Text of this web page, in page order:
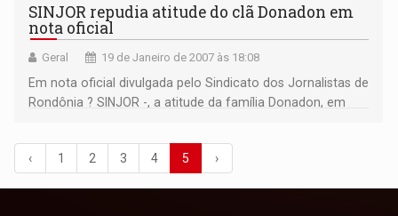
SINJOR repudia atitude do clã Donadon em
nota oficial
Geral 19 de Janeiro de 2007 às 18:08
Em nota oficial divulgada pelo Sindicato dos Jornalistas de
Rondônia ? SINJOR -, a atitude da família Donadon, em
denunciar escândalo financeiro, foi rechaçada com vigor.
Leia nota e matéria. >>>
‹ 1 2 3 4 5 ›